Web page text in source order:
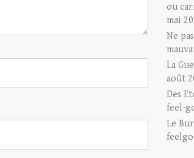
ou
mai
Ne
La
août
Des
feel-
Le